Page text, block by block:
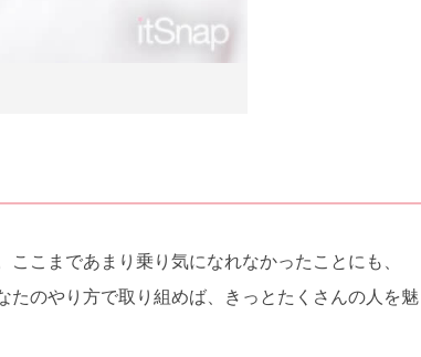
こまであまり乗り気になれなかったことにも、
のやり方で取り組めば、きっとたくさんの人を魅